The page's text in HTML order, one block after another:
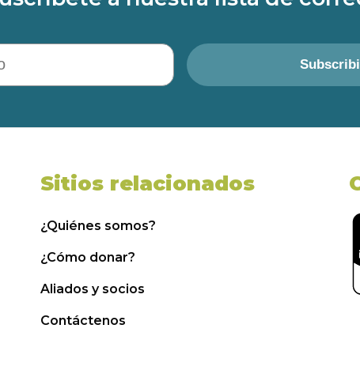
Sitios relacionados
¿Quiénes somos?
¿Cómo donar?
Aliados y socios
Contáctenos